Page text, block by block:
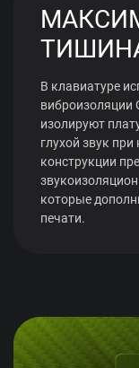
В клавиатуре
виброизоляции
изолируют
глухой звук
конструкции
которые
печати.